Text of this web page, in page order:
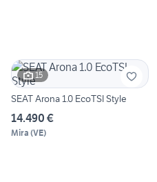
15
SEAT Arona 1.0 EcoTSI Style
14.490 €
Mira (VE)